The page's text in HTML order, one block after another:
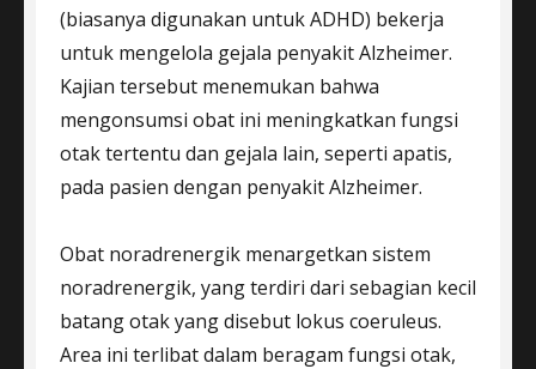
(biasanya digunakan untuk ADHD) bekerja
untuk mengelola gejala penyakit Alzheimer.
Kajian tersebut menemukan bahwa
mengonsumsi obat ini meningkatkan fungsi
otak tertentu dan gejala lain, seperti apatis,
pada pasien dengan penyakit Alzheimer.
Obat noradrenergik menargetkan sistem
noradrenergik, yang terdiri dari sebagian kecil
batang otak yang disebut lokus coeruleus.
Area ini terlibat dalam beragam fungsi otak,